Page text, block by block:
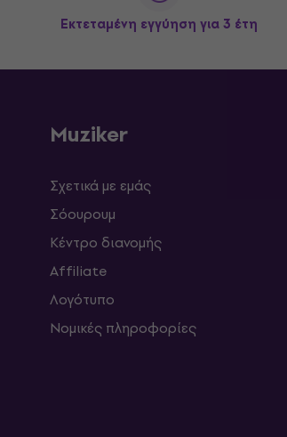
Εκτεταμένη εγγύηση για 3 έτη
Muziker
Σχετικά με εμάς
Σόουρουμ
Κέντρο διανομής
Affiliate
Λογότυπο
Νομικές πληροφορίες